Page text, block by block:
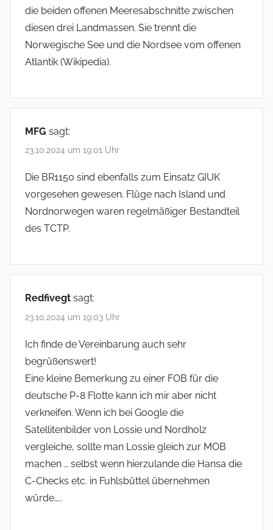
die beiden offenen Meeresabschnitte zwischen
diesen drei Landmassen. Sie trennt die
Norwegische See und die Nordsee vom offenen
Atlantik (Wikipedia).
MFG sagt:
23.10.2024 um 19:01 Uhr
Die BR1150 sind ebenfalls zum Einsatz GIUK
vorgesehen gewesen. Flüge nach Island und
Nordnorwegen waren regelmäßiger Bestandteil
des TCTP.
Redfivegt sagt:
23.10.2024 um 19:03 Uhr
Ich finde de Vereinbarung auch sehr
begrüßenswert!
Eine kleine Bemerkung zu einer FOB für die
deutsche P-8 Flotte kann ich mir aber nicht
verkneifen. Wenn ich bei Google die
Satellitenbilder von Lossie und Nordholz
vergleiche, sollte man Lossie gleich zur MOB
machen … selbst wenn hierzulande die Hansa die
C-Checks etc. in Fuhlsbüttel übernehmen
würde…..